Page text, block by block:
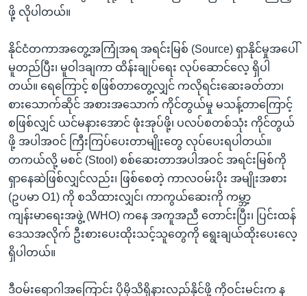
ဖို့ လိုပါတယ်။
နိုင်ငံတကာအတွေ့အကြုံအရ အရင်းမြစ် (Source) ရှာနိုင်မှုအပေါ်
မူတည်ပြီး၊ မူဝါဒချကာ ထိန်းချုပ်ရေး လုပ်ဆောင်လေ့ ရှိပါ
တယ်။ ရေကြောင့် စဖြစ်တာတွေ့လျှင် ကလိုရင်းဆေးခတ်တာ၊
စားသောက်ဆိုင် အစားအသောက် ကိုင်တွယ်မှု မသန့်တာကြောင့်
စဖြစ်လျှင် ယင်မနားအောင် ဖုံးအုပ်ဖို့၊ ပလပ်စတစ်သုံး ကိုင်တွယ်
ဖို့ အပါအဝင် ကြီးကြပ်ပေးတာမျိုးတွေ လုပ်ပေးရပါတယ်။
တကယ်လို့ မစင် (Stool) စစ်ဆေးတာအပါအဝင် အရင်းမြစ်ကို
ရှာနေဆဲဖြစ်လျှင်လည်း၊ ဖြစ်စေတဲ့ ကာလဝမ်းပိုး အမျိုးအစား
(ဥပမာ O1) ကို စသိထားလျှင်၊ ကာကွယ်ဆေးကို ကမ္ဘာ့
ကျန်းမာရေးအဖွဲ့ (WHO) ကနေ အကူအညီ တောင်းပြီး၊ ပြင်းထန်
ဒေသအလိုက် ဦးစားပေးထိုးသင့်သူတွေကို ရွေးချယ်ထိုးပေးလေ့
ရှိပါတယ်။
ဒီဝမ်းရောဂါအကြောင်း ပိုမိုသိရှိနားလည်နိုင်ဖို့ ကိုဝင်းမင်းက န